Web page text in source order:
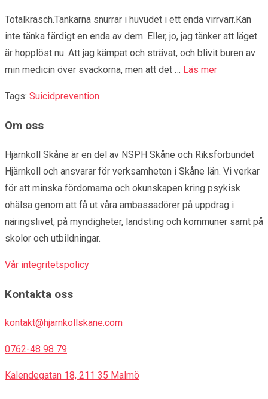
Totalkrasch.Tankarna snurrar i huvudet i ett enda virrvarr.Kan
inte tänka färdigt en enda av dem. Eller, jo, jag tänker att läget
är hopplöst nu. Att jag kämpat och strävat, och blivit buren av
min medicin över svackorna, men att det … Läs mer
Tags: Suicidprevention
Om oss
Hjärnkoll Skåne är en del av NSPH Skåne och Riksförbundet
Hjärnkoll och ansvarar för verksamheten i Skåne län. Vi verkar
för att minska fördomarna och okunskapen kring psykisk
ohälsa genom att få ut våra ambassadörer på uppdrag i
näringslivet, på myndigheter, landsting och kommuner samt på
skolor och utbildningar.
Vår integritetspolicy
Kontakta oss
kontakt@hjarnkollskane.com
0762-48 98 79
Kalendegatan 18, 211 35 Malmö